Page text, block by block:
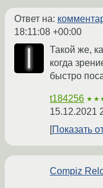
Ответ на:
18:11:08 +00:00
Такой же,
когда
быстро
t184256
15.12.2021
Показать
Compiz